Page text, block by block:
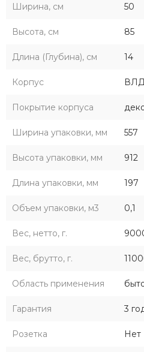
Ширина, см 50
Высота, см 85
Длина (Глубина), см 14
Корпус
Покрытие корпуса
Ширина упаковки, мм 557
Высота упаковки, мм 912
Длина упаковки, мм 197
Объем упаковки, м3 0,1
Вес, нетто, г.
Вес, брутто, г.
Область применения
Гарантия 3
Розетка Нет